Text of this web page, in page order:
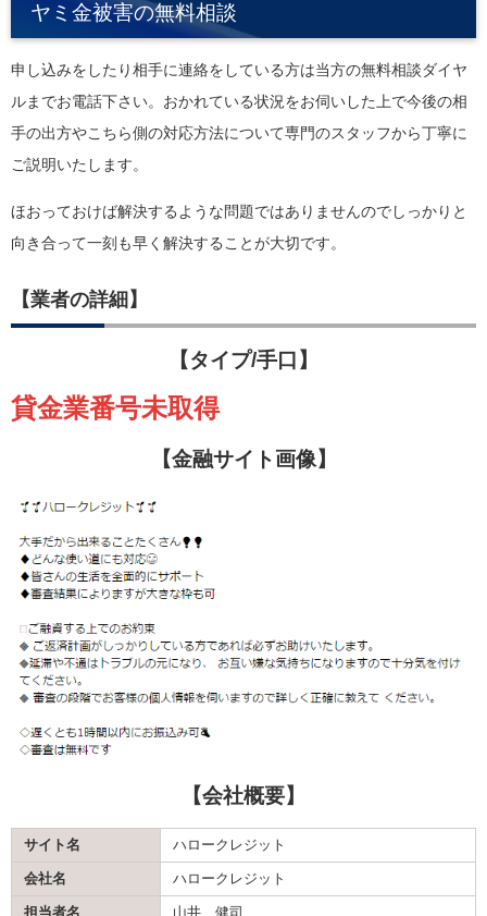
ヤミ金被害の無料相談
申し込みをしたり相手に連絡をしている方は当方の無料相談ダイヤ
ルまでお電話下さい。おかれている状況をお伺いした上で今後の相
手の出方やこちら側の対応方法について専門のスタッフから丁寧に
ご説明いたします。
ほおっておけば解決するような問題ではありませんのでしっかりと
向き合って一刻も早く解決することが大切です。
【業者の詳細】
【タイプ/手口】
貸金業番号未取得
【金融サイト画像】
【会社概要】
サイト名 ハロークレジット
会社名 ハロークレジット
担当者名 山井 健司